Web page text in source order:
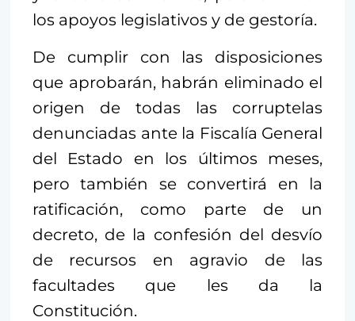
los apoyos legislativos y de gestoría.
De cumplir con las disposiciones
que aprobarán, habrán eliminado el
origen de todas las corruptelas
denunciadas ante la Fiscalía General
del Estado en los últimos meses,
pero también se convertirá en la
ratificación, como parte de un
decreto, de la confesión del desvío
de recursos en agravio de las
facultades que les da la
Constitución.